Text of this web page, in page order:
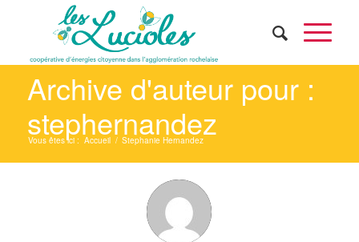
Archive d'auteur pour :
stephernandez
Vous êtes ici : Accueil / Stephanie Hernandez